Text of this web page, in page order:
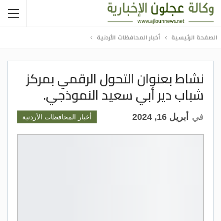
الصفحة الرئيسية أخبار المحافظات الأردنية
نشاط بعنوان التحول الرقمي بمركز
شباب دير أبي سعيد النموذجي.
أخبار المحافظات الأردنية في أبريل 16, 2024